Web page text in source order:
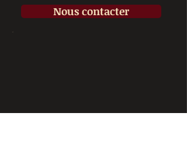
Nous contacter